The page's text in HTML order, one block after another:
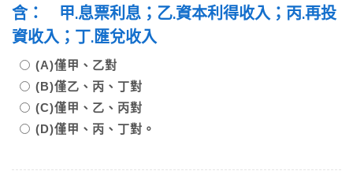
含： 甲.息票利息；乙.資本利得收入；丙.再投
資收入；丁.匯兌收入
(A)僅甲、乙對
(B)僅乙、丙、丁對
(C)僅甲、乙、丙對
(D)僅甲、丙、丁對。